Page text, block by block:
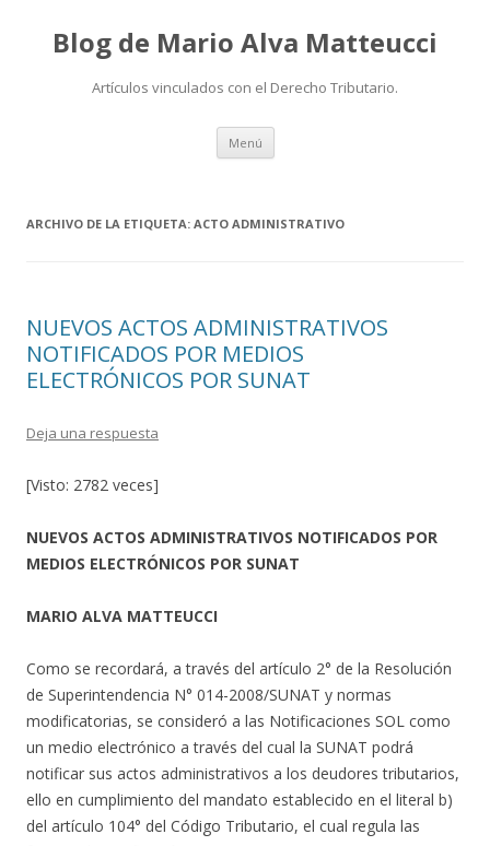
Blog de Mario Alva Matteucci
Artículos vinculados con el Derecho Tributario.
Menú Ir
contenido
ARCHIVO DE LA ETIQUETA: ACTO ADMINISTRATIVO
NUEVOS ACTOS ADMINISTRATIVOS
NOTIFICADOS POR MEDIOS
ELECTRÓNICOS POR SUNAT
Deja una respuesta
[Visto: 2782 veces]
NUEVOS ACTOS ADMINISTRATIVOS NOTIFICADOS POR
MEDIOS ELECTRÓNICOS POR SUNAT
MARIO ALVA MATTEUCCI
Como se recordará, a través del artículo 2° de la Resolución
de Superintendencia N° 014-2008/SUNAT y normas
modificatorias, se consideró a las Notificaciones SOL como
un medio electrónico a través del cual la SUNAT podrá
notificar sus actos administrativos a los deudores tributarios,
ello en cumplimiento del mandato establecido en el literal b)
del artículo 104° del Código Tributario, el cual regula las